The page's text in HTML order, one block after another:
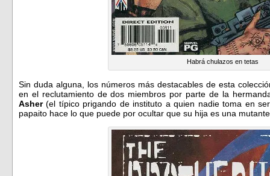
Habrá chulazos en tetas
Sin duda alguna, los números más destacables de esta
en el reclutamiento de dos miembros por parte de la
Asher(el típico prigando de instituto a quien nadie toma en
papaito hace lo que puede por ocultar que su hija es una